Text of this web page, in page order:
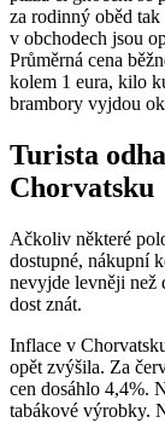
za rodinný oběd
v obchodech jsou
Průměrná cena
kolem 1 eura, kilo
brambory vyjdou
Turista
Chorvatsku
Ačkoliv některé
dostupné, nákupní
nevyjde levněji než
dost znát.
Inflace v
opět zvýšila. Za
cen dosáhlo 4,4%.
tabákové výrobky.